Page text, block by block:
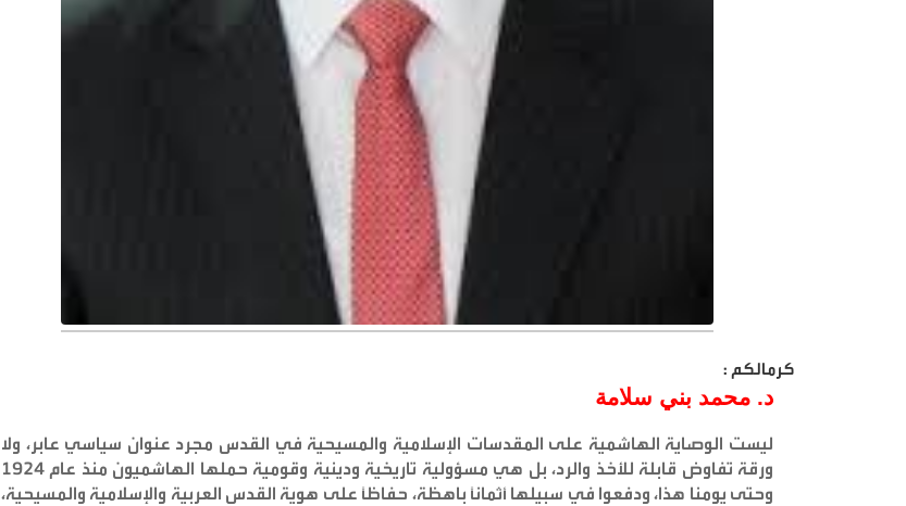
كرمالكم :
د. محمد بني سلامة
ليست الوصاية الهاشمية على المقدسات الإسلامية والمسيحية في القدس مجرد عنوان سياسي عابر، ولا
ورقة تفاوض قابلة للأخذ والرد، بل هي مسؤولية تاريخية ودينية وقومية حملها الهاشميون منذ عام 1924
وحتى يومنا هذا، ودفعوا في سبيلها أثمانًا باهظة، حفاظًا على هوية القدس العربية والإسلامية والمسيحية،